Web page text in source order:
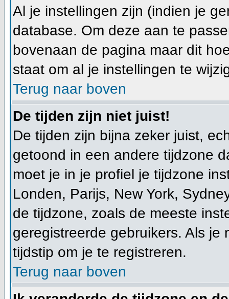
Al je instellingen zijn (indien je
database. Om deze aan te
bovenaan de pagina maar dit
staat om al je instellingen te
Terug naar boven
De tijden zijn niet juist!
De tijden zijn bijna zeker juist,
getoond in een andere tijdzone
moet je in je profiel je tijdzone
Londen, Parijs, New York,
de tijdzone, zoals de meeste
geregistreerde gebruikers. Als
tijdstip om je te registreren.
Terug naar boven